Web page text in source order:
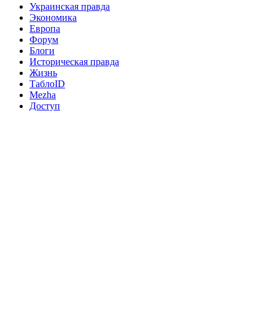
Украинская правда
Экономика
Европа
Форум
Блоги
Историческая правда
Жизнь
ТаблоID
Mezha
Доступ